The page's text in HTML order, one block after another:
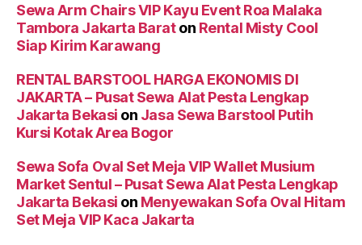
Sewa Arm Chairs VIP Kayu Event Roa Malaka
Tambora Jakarta Baraton Rental Misty Cool
Siap Kirim Karawang
RENTAL BARSTOOL HARGA EKONOMIS DI
JAKARTA – Pusat Sewa Alat Pesta Lengkap
Jakarta Bekasi on Jasa Sewa Barstool Putih
Kursi Kotak Area Bogor
Sewa Sofa Oval Set Meja VIP Wallet Musium
Market Sentul – Pusat Sewa Alat Pesta Lengkap
Jakarta Bekasi on Menyewakan Sofa Oval Hitam
Set Meja VIP Kaca Jakarta